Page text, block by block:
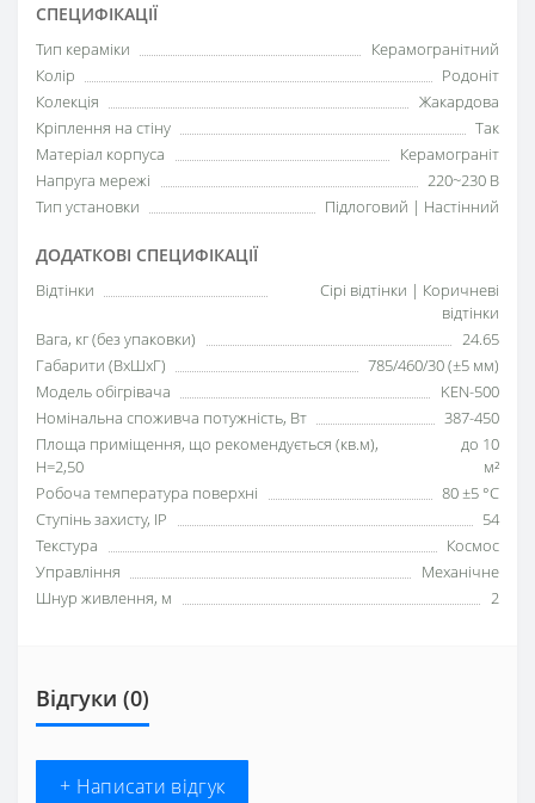
СПЕЦИФІКАЦІЇ
Тип кераміки
Керамогранітний
Колір
Родоніт
Колекція
Жакардова
Кріплення на стіну
Так
Матеріал корпуса
Керамограніт
Напруга мережі
220~230 В
Тип установки
Підлоговий | Настінний
ДОДАТКОВІ СПЕЦИФІКАЦІЇ
Відтінки
Сірі відтінки | Коричневі
відтінки
Вага, кг (без упаковки)
24.65
Габарити (ВхШхГ)
785/460/30 (±5 мм)
Модель обігрівача
KEN-500
Номінальна споживча потужність, Вт
387-450
Площа приміщення, що рекомендується (кв.м),
H=2,50
до 10
м²
Робоча температура поверхні
80 ±5 °С
Ступінь захисту, IP
54
Текстура
Космос
Управління
Механічне
Шнур живлення, м
2
Відгуки (0)
+ Написати відгук